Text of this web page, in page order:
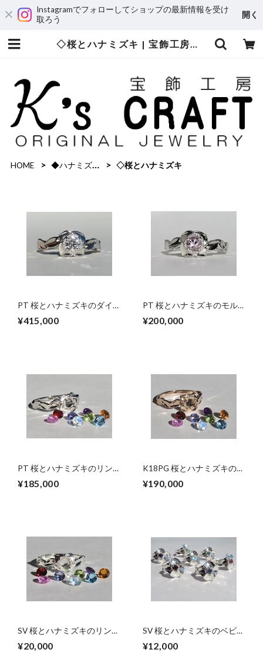
Instagramでフォローしてショップの最新情報を受け
取ろう
開く
◇桜とハナミズキ | 宝飾工房 Ｋ’ｓ ＣＲＡＦＴ
HOME ◆ハナミズキ・桜とハナミズキ ◇桜とハナミズキ
PT 桜とハナミズキのダイ
¥415,000
PT 桜とハナミズキのモル
¥200,000
PT 桜とハナミズキのリン
¥185,000
K18PG 桜とハナミズキのリ
¥190,000
SV 桜とハナミズキのリング
¥20,000
SV 桜とハナミズキのベビー
月）
¥12,000